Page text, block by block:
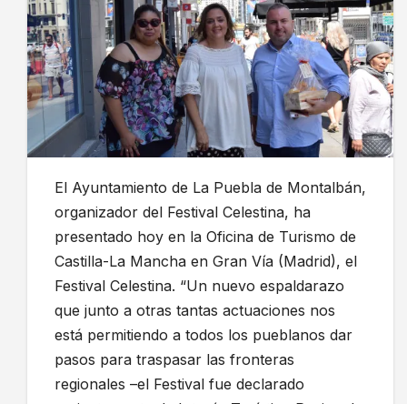
El Ayuntamiento de La Puebla de Montalbán,
organizador del Festival Celestina, ha
presentado hoy en la Oficina de Turismo de
Castilla-La Mancha en Gran Vía (Madrid), el
Festival Celestina. “Un nuevo espaldarazo
que junto a otras tantas actuaciones nos
está permitiendo a todos los pueblanos dar
pasos para traspasar las fronteras
regionales –el Festival fue declarado